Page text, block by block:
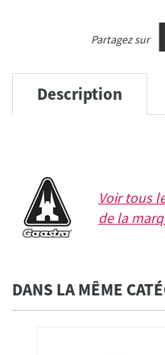
Partagez sur
Description
Voir tous
de la
DANS LA MÊME